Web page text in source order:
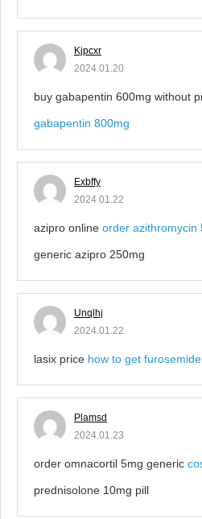
Kjpcxr
2024.01.20
buy gabapentin 600mg without
gabapentin 800mg
Exbffy
2024.01.22
azipro online order azithromycin
generic azipro 250mg
Unqlhj
2024.01.22
lasix price how to get
Plamsd
2024.01.23
order omnacortil 5mg generic
prednisolone 10mg pill